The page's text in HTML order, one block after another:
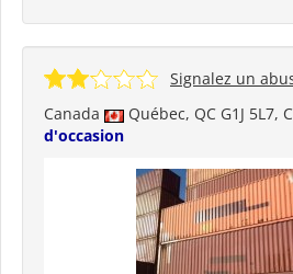
Canada Québec, QC G1J 5L7,
d'occasion
Signalez un